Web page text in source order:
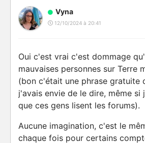
Vyna
12/10/2024 à 20:41
Oui c'est vrai c'est dommage
mauvaises personnes sur Terre
(bon c'était une phrase gratuite
j'avais envie de le dire, même si
que ces gens lisent les forums).
Aucune imagination, c'est le
chaque fois pour certains